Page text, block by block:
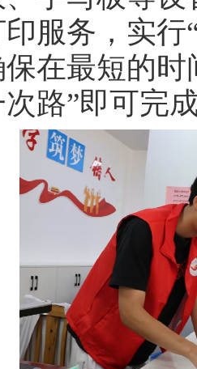
服务，实
在最短的
路”即可完